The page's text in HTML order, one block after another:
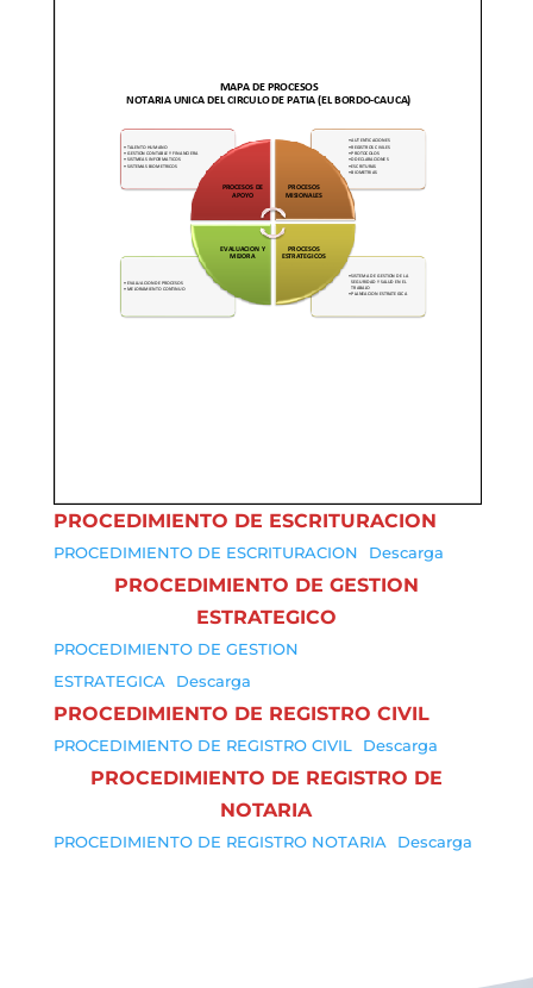
PROCEDIMIENTO DE ESCRITURACION
PROCEDIMIENTO DE ESCRITURACION Descarga
PROCEDIMIENTO DE GESTION
ESTRATEGICO
PROCEDIMIENTO DE GESTION
ESTRATEGICA
Descarga
PROCEDIMIENTO DE REGISTRO CIVIL
PROCEDIMIENTO DE REGISTRO CIVIL Descarga
PROCEDIMIENTO DE REGISTRO DE
NOTARIA
PROCEDIMIENTO DE REGISTRO NOTARIA Descarga